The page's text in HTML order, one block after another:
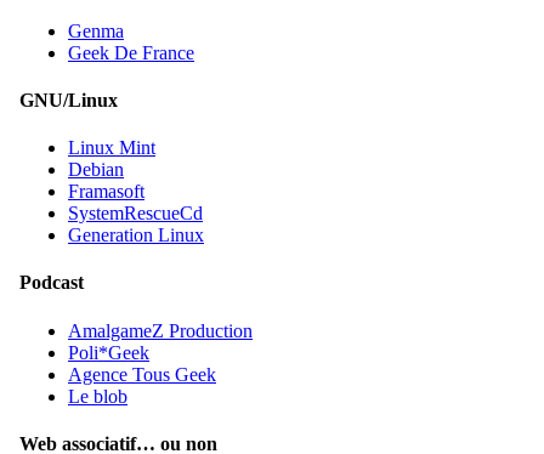
Genma
Geek De France
GNU/Linux
Linux Mint
Debian
Framasoft
SystemRescueCd
Generation Linux
Podcast
AmalgameZ Production
Poli*Geek
Agence Tous Geek
Le blob
Web associatif… ou non